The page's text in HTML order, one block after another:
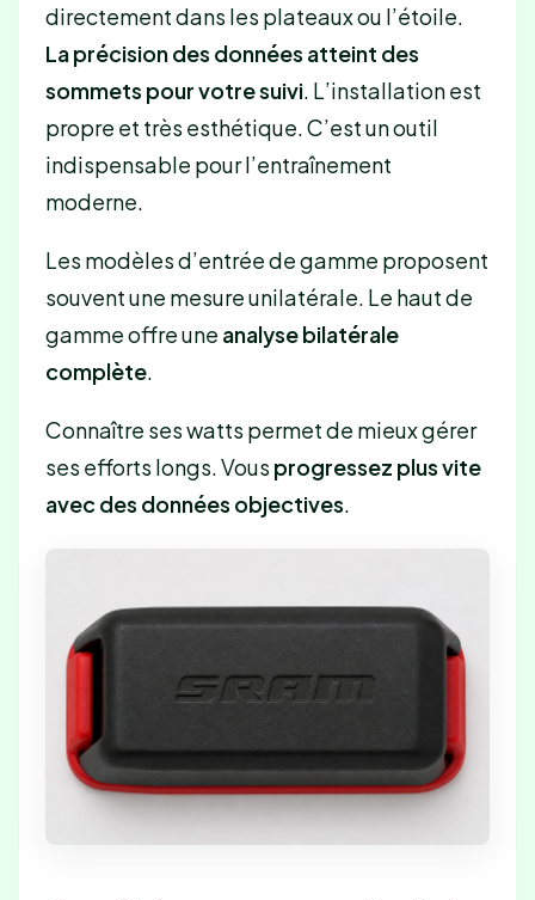
directement dans les plateaux ou l’étoile.
La précision des données atteint des
sommets pour votre suivi. L’installation est
propre et très esthétique. C’est un outil
indispensable pour l’entraînement
moderne.
Les modèles d’entrée de gamme proposent
souvent une mesure unilatérale. Le haut de
gamme offre une analyse bilatérale
complète.
Connaître ses watts permet de mieux gérer
ses efforts longs. Vous progressez plus vite
avec des données objectives.